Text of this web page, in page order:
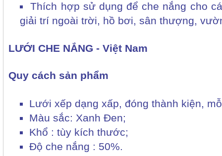
Thích hợp sử dụng để che nắng cho
giải trí ngoài trời, hồ bơi, sân thượng,
LƯỚI CHE NẮNG - Việt Nam
Quy cách sản phẩm
Lưới xếp dạng xấp, đóng thành kiện,
Màu sắc: Xanh Đen;
Khổ : tùy kích thước;
Độ che nắng : 50%.